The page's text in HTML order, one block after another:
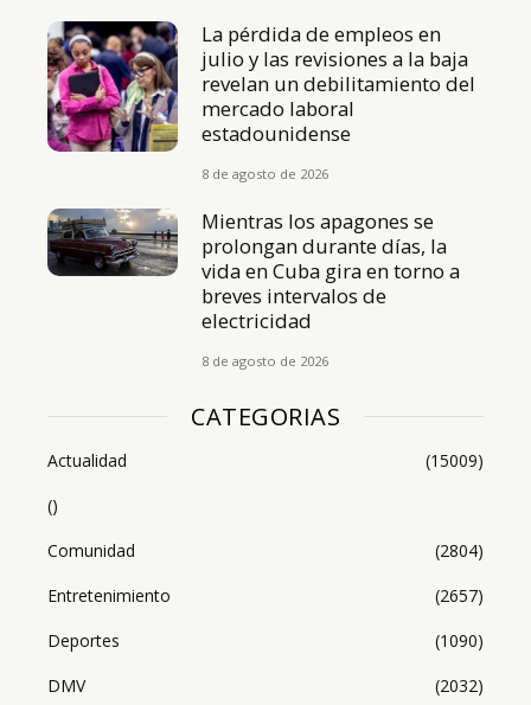
La pérdida de empleos en
julio y las revisiones a la baja
revelan un debilitamiento del
mercado laboral
estadounidense
8 de agosto de 2026
Mientras los apagones se
prolongan durante días, la
vida en Cuba gira en torno a
breves intervalos de
electricidad
8 de agosto de 2026
CATEGORIAS
Actualidad
(15009)
()
Comunidad
(2804)
Entretenimiento
(2657)
Deportes
(1090)
DMV
(2032)